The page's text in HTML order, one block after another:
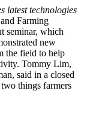
latest technologies
Farming
seminar, which
new
the field to help
Tommy Lim,
said in a closed
things farmers